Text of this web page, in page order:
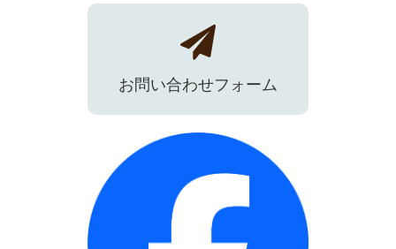
お問い合わせフォーム